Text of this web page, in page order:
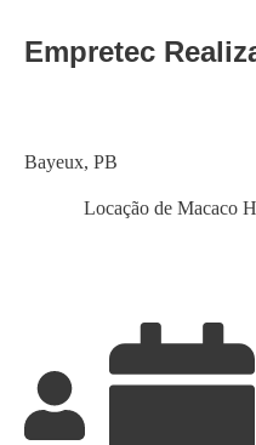
Empretec
Locação de Macaco
Category
Bayeux, PB